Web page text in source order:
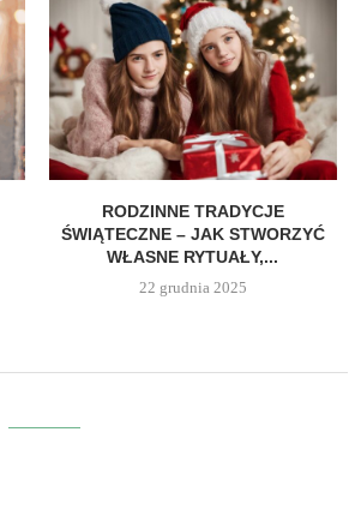
RODZINNE TRADYCJE
ŚWIĄTECZNE – JAK STWORZYĆ
WŁASNE RYTUAŁY,...
22 grudnia 2025